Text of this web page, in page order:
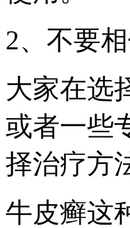
2、不要
大家在选
或者一些
择治疗方
牛皮癣这